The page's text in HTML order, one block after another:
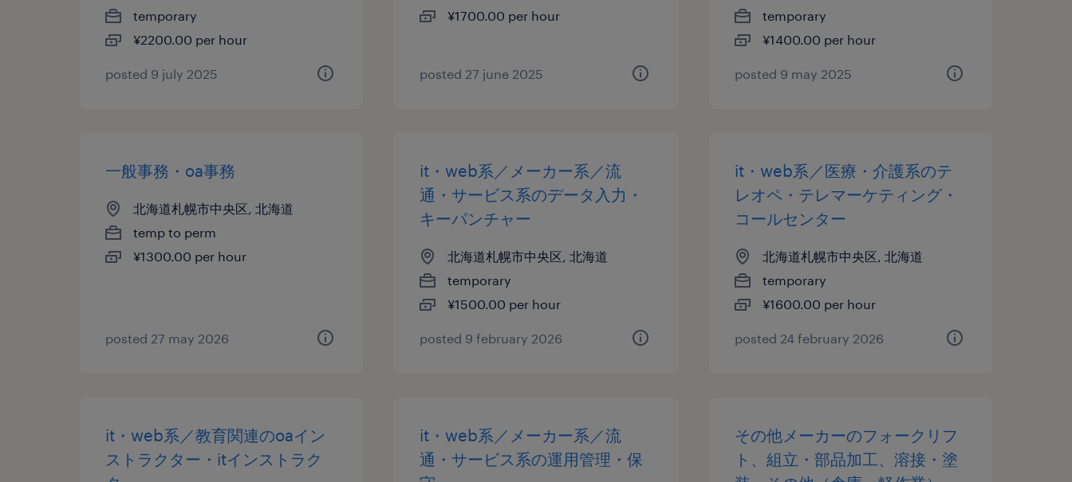
temporary
¥2200.00 per hour
posted 9 july 2025
¥1700.00 per hour
posted 27 june 2025
temporary
¥1400.00 per hour
posted 9 may 2025
一般事務・oa事務
北海道札幌市中央区, 北海道
temp to perm
¥1300.00 per hour
posted 27 may 2026
it・web系／メーカー系／流
通・サービス系のデータ入力・
キーパンチャー
北海道札幌市中央区, 北海道
temporary
¥1500.00 per hour
posted 9 february 2026
it・web系／医療・介護系のテ
レオペ・テレマーケティング・
コールセンター
北海道札幌市中央区, 北海道
temporary
¥1600.00 per hour
posted 24 february 2026
it・web系／教育関連のoaイン
ストラクター・itインストラク
it・web系／メーカー系／流
通・サービス系の運用管理・保
その他メーカーのフォークリフ
ト、組立・部品加工、溶接・塗